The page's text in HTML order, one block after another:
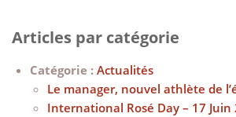
Articles par catégorie
Catégorie : Actualités
Le manager, nouvel athlète de
International Rosé Day – 17 Juin